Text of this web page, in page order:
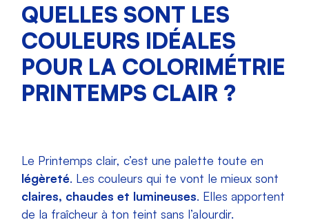
QUELLES SONT LES
COULEURS IDÉALES
POUR LA COLORIMÉTRIE
PRINTEMPS CLAIR ?
Le Printemps clair, c’est une palette toute en
légèreté. Les couleurs qui te vont le mieux sont
claires, chaudes et lumineuses. Elles apportent
de la fraîcheur à ton teint sans l’alourdir.